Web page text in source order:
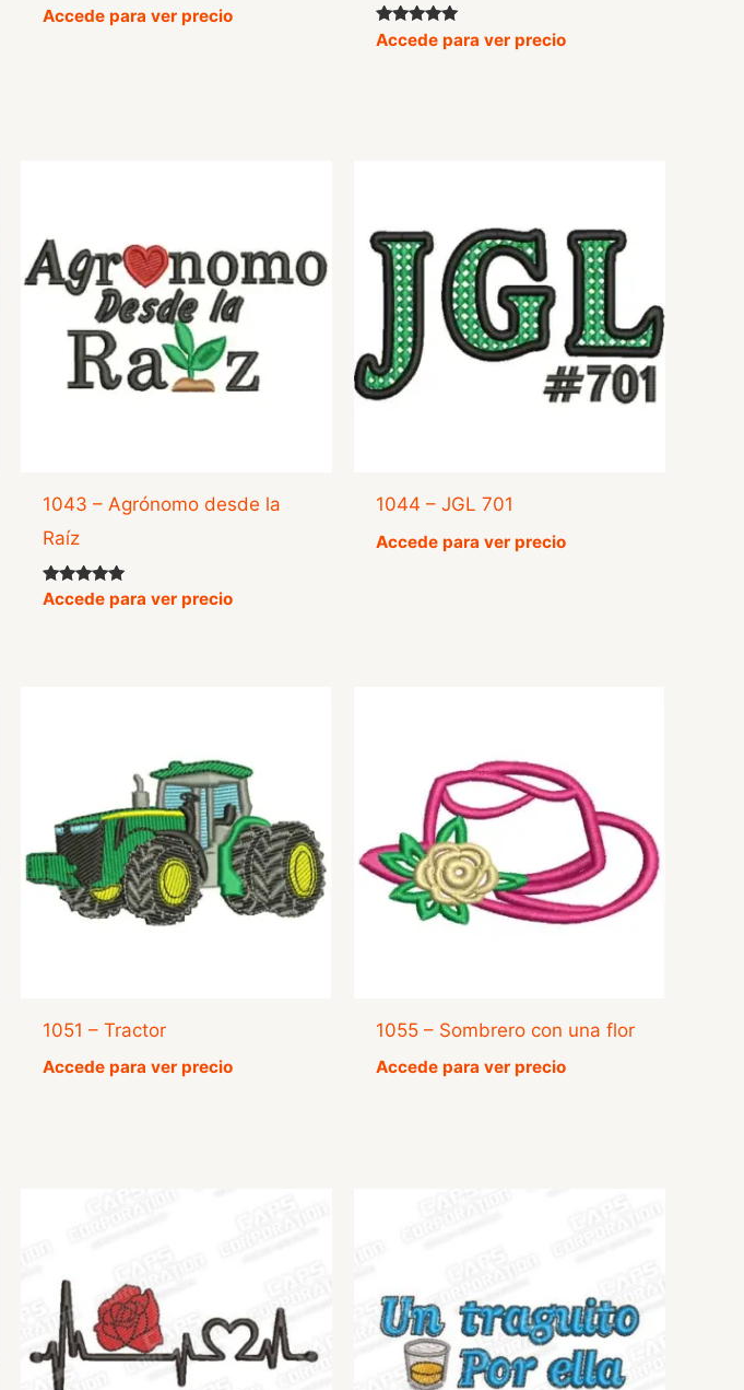
Accede para ver precio
Valorado
con
Accede para ver precio
1043 – Agrónomo desde la
Raíz
Valorado
con
Accede para ver precio
1044 – JGL 701
Accede para ver precio
1051 – Tractor
Accede para ver precio
1055 – Sombrero con una flor
Accede para ver precio